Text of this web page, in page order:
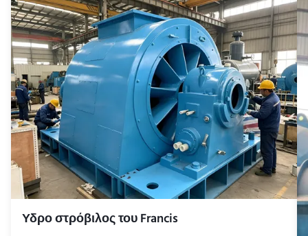
Υδρο στρόβιλος του Francis